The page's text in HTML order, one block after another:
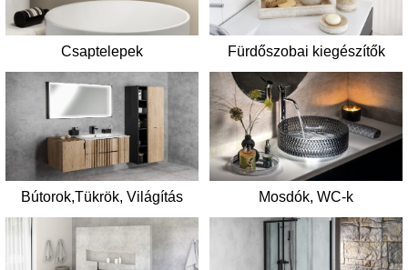
Csaptelepek Fürdőszobai kiegészítők
Bútorok,Tükrök, Világítás Mosdók, WC-k